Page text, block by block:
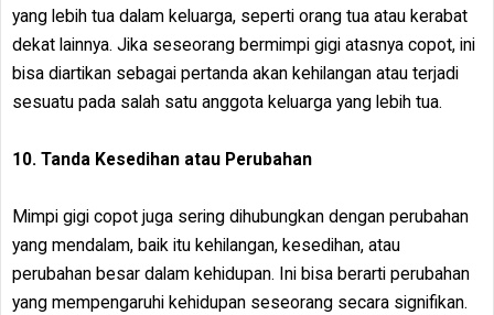
yang lebih tua dalam keluarga, seperti orang tua atau kerabat
dekat lainnya. Jika seseorang bermimpi gigi atasnya copot, ini
bisa diartikan sebagai pertanda akan kehilangan atau terjadi
sesuatu pada salah satu anggota keluarga yang lebih tua.
10. Tanda Kesedihan atau Perubahan
Mimpi gigi copot juga sering dihubungkan dengan perubahan
yang mendalam, baik itu kehilangan, kesedihan, atau
perubahan besar dalam kehidupan. Ini bisa berarti perubahan
yang mempengaruhi kehidupan seseorang secara signifikan.